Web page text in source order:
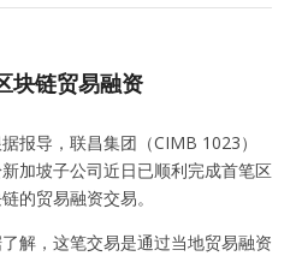
块链贸易融资
报导，联昌集团（CIMB 1023）
加坡子公司近日已顺利完成首笔区
的贸易融资交易。
解，这笔交易是通过当地贸易融资